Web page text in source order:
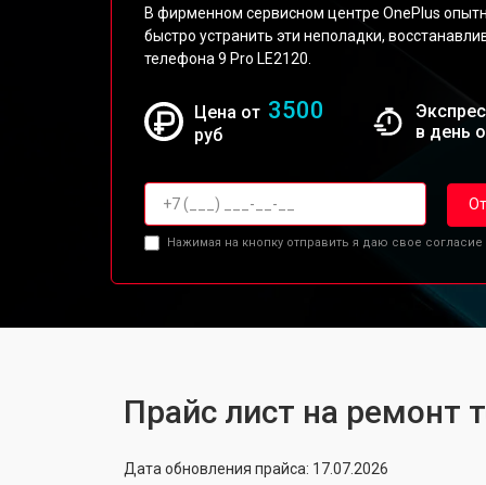
В фирменном сервисном центре OnePlus
быстро устранить эти неполадки,
телефона 9 Pro LE2120.
Цена от 3500
руб
в день
Нажимая на кнопку отправить я даю свое согласие
Прайс лист на ремонт
Дата обновления прайса: 17.07.2026